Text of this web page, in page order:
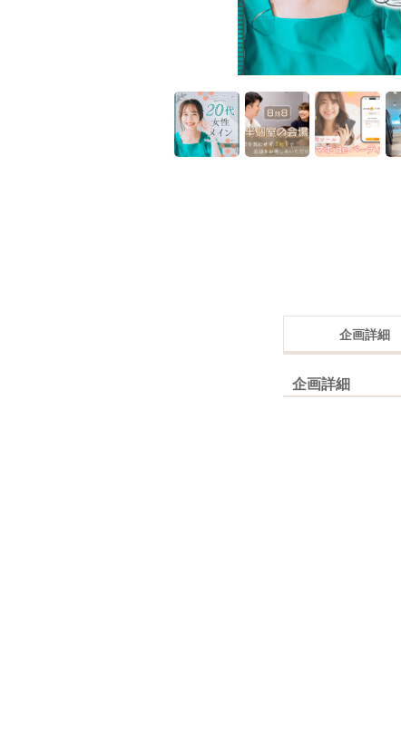
企画詳細
企画詳細